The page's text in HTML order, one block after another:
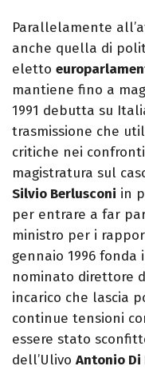
Parallelamente
anche quella di
eletto
mantiene fino a
1991 debutta su
trasmissione che
critiche nei
magistratura sul
Silvio Berlusconi in
per entrare a far
ministro per i
gennaio 1996 fonda
nominato direttore
incarico che lascia
continue tensioni
essere stato
dell’Ulivo Antonio Di